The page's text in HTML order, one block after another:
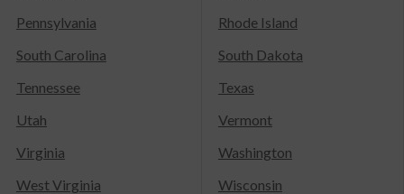
Pennsylvania
Rhode Island
South Carolina
South Dakota
Tennessee
Texas
Utah
Vermont
Virginia
Washington
West Virginia
Wisconsin